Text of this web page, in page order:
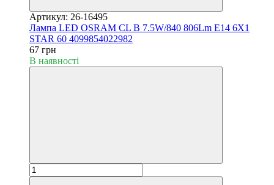
Артикул: 26-16495
Лампа LED OSRAM CL B 7.5W/840 806Lm E14 6X1
STAR 60 4099854022982
67 грн
В наявності